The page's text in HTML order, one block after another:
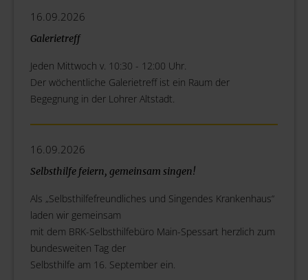
16.09.2026
Galerietreff
Jeden Mittwoch v. 10:30 - 12:00 Uhr.
Der wöchentliche Galerietreff ist ein Raum der
Begegnung in der Lohrer Altstadt.
16.09.2026
Selbsthilfe feiern, gemeinsam singen!
Als „Selbsthilfefreundliches und Singendes Krankenhaus“
laden wir gemeinsam
mit dem BRK-Selbsthilfebüro Main-Spessart herzlich zum
bundesweiten Tag der
Selbsthilfe am 16. September ein.